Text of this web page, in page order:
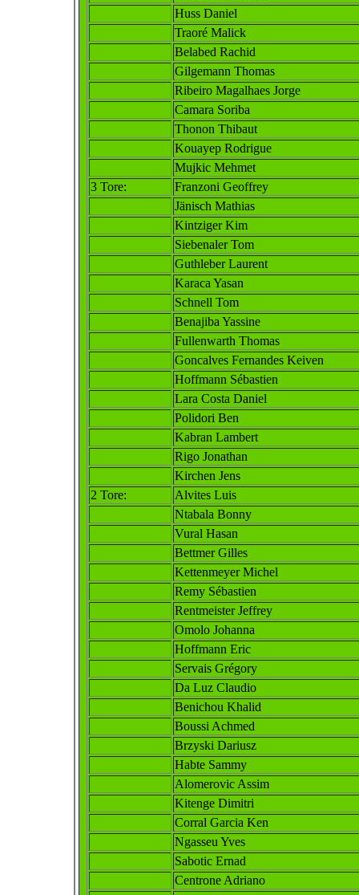
Huss Daniel
Traoré Malick
Belabed Rachid
Gilgemann Thomas
Ribeiro Magalhaes Jorge
Camara Soriba
Thonon Thibaut
Kouayep Rodrigue
Mujkic Mehmet
3 Tore:
Franzoni Geoffrey
Jänisch Mathias
Kintziger Kim
Siebenaler Tom
Guthleber Laurent
Karaca Yasan
Schnell Tom
Benajiba Yassine
Fullenwarth Thomas
Goncalves Fernandes Keiven
Hoffmann Sébastien
Lara Costa Daniel
Polidori Ben
Kabran Lambert
Rigo Jonathan
Kirchen Jens
2 Tore:
Alvites Luis
Ntabala Bonny
Vural Hasan
Bettmer Gilles
Kettenmeyer Michel
Remy Sébastien
Rentmeister Jeffrey
Omolo Johanna
Hoffmann Eric
Servais Grégory
Da Luz Claudio
Benichou Khalid
Boussi Achmed
Brzyski Dariusz
Habte Sammy
Alomerovic Assim
Kitenge Dimitri
Corral Garcia Ken
Ngasseu Yves
Sabotic Ernad
Centrone Adriano